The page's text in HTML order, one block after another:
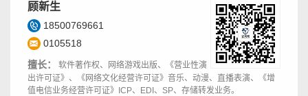
顾新生
18500769661
0105518
擅长：
软件著作权、网络游戏出版、《营业性演
出许可证》、《网络文化经营许可证》音乐、动漫、直播表演、《增
值电信业务经营许可证》ICP、EDI、SP、存储转发业务。